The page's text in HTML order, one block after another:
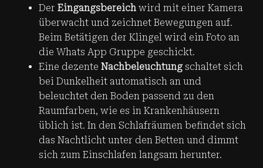
Der Eingangsbereichwird mit einer Kamera
überwacht und zeichnet Bewegungen auf.
Beim Betätigen der Klingel wird ein Foto an
die Whats App Gruppe geschickt.
Eine dezente Nachbeleuchtungschaltet sich
bei Dunkelheit automatisch an und
beleuchtet den Boden passend zu den
Raumfarben, wie es in Krankenhäusern
üblich ist. In den Schlafräumen befindet sich
das Nachtlicht unter den Betten und dimmt
sich zum Einschlafen langsam herunter.